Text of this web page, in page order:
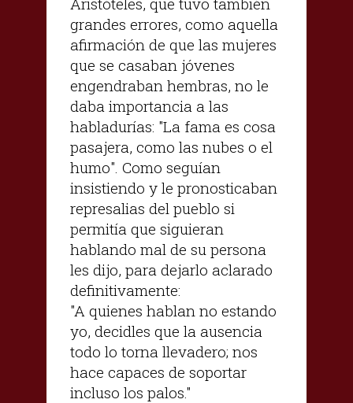
grandes errores, como aquella
afirmación de que las mujeres
que se casaban jóvenes
engendraban hembras, no le
daba importancia a las
habladurías: "La fama es cosa
pasajera, como las nubes o el
humo". Como seguían
insistiendo y le pronosticaban
represalias del pueblo si
permitía que siguieran
hablando mal de su persona
les dijo, para dejarlo aclarado
definitivamente:
"A quienes hablan no estando
yo, decidles que la ausencia
todo lo torna llevadero; nos
hace capaces de soportar
incluso los palos."